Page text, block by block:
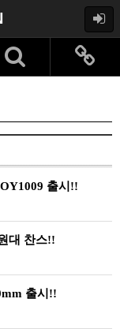
출시!!
대 찬스!!
출시!!